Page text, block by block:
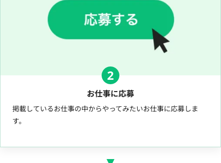
2
お仕事に応募
掲載しているお仕事の中からやってみたいお仕事に応募しま
す。